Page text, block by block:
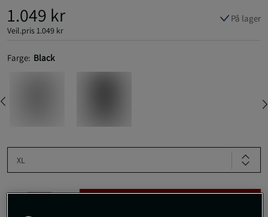
1.049 kr
Veil.pris1.049 kr
På lager
Farge: Black
XL